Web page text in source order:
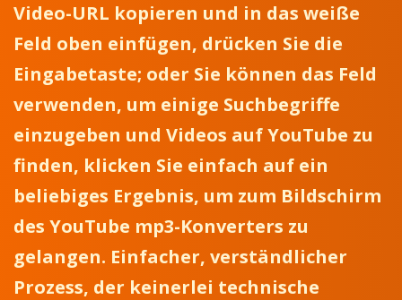
Video-URL kopieren und in das weiße
Feld oben einfügen, drücken Sie die
Eingabetaste; oder Sie können das Feld
verwenden, um einige Suchbegriffe
einzugeben und Videos auf YouTube zu
finden, klicken Sie einfach auf ein
beliebiges Ergebnis, um zum Bildschirm
des YouTube mp3-Konverters zu
gelangen. Einfacher, verständlicher
Prozess, der keinerlei technische